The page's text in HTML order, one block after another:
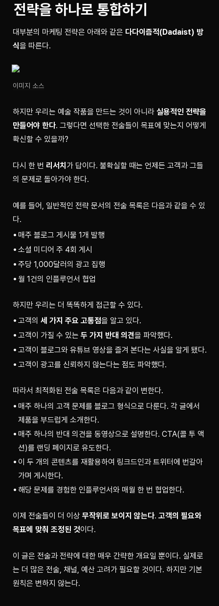
전략을 하나로 통합하기
대부분의 마케팅 전략은 아래와 같은 다다이즘적(Dadaist) 방
식을 따른다.
이미지 소스
하지만 우리는 예술 작품을 만드는 것이 아니라 실용적인 전략을
만들어야 한다. 그렇다면 선택한 전술들이 목표에 맞는지 어떻게
확신할 수 있을까?
다시 한 번 리서치 가 답이다. 불확실할 때는 언제든 고객과 그들
의 문제로 돌아가야 한다.
예를 들어, 일반적인 전략 문서의 전술 목록은 다음과 같을 수 있
다.
매주 블로그 게시물 1개 발행
소셜 미디어 주 4회 게시
주당 1,000달러의 광고 집행
월 1건의 인플루언서 협업
하지만 우리는 더 똑똑하게 접근할 수 있다.
고객의 세 가지 주요 고통점을 알고 있다.
고객이 가질 수 있는 두 가지 반대 의견을 파악했다.
고객이 블로그와 유튜브 영상을 즐겨 본다는 사실을 알게 됐다.
고객이 광고를 신뢰하지 않는다는 점도 파악했다.
따라서 최적화된 전술 목록은 다음과 같이 변한다.
매주 하나의 고객 문제를 블로그 형식으로 다룬다. 각 글에서
제품을 부드럽게 소개한다.
매주 하나의 반대 의견을 동영상으로 설명한다. CTA(콜 투 액
션)를 랜딩 페이지로 유도한다.
이 두 개의 콘텐츠를 재활용하여 링크드인과 트위터에 번갈아
가며 게시한다.
해당 문제를 경험한 인플루언서와 매월 한 번 협업한다.
이제 전술들이 더 이상 무작위로 보이지 않는다. 고객의 필요와
목표에 맞춰 조정된 것이다.
이 글은 전술과 전략에 대한 매우 간략한 개요일 뿐이다. 실제로
는 더 많은 전술, 채널, 예산 고려가 필요할 것이다. 하지만 기본
원칙은 변하지 않는다.